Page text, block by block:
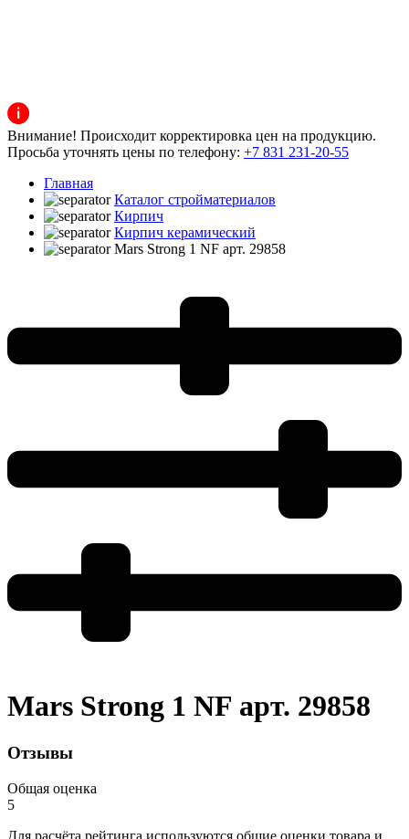
Внимание! Происходит корректировка цен на продукцию.
Просьба уточнять цены по телефону: +7 831 231-20-55
Главная
Каталог стройматериалов
Кирпич
Кирпич керамический
Mars Strong 1 NF арт. 29858
Mars Strong 1 NF арт. 29858
Отзывы
Общая оценка
5
Для расчёта рейтинга используются общие оценки товара и